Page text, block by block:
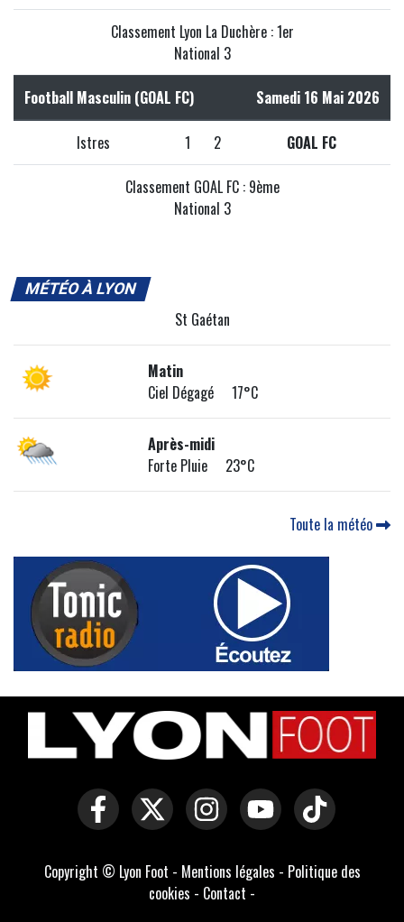
Classement Lyon La Duchère : 1er
National 3
Football Masculin (GOAL FC) Samedi 16 Mai 2026
Istres 1 2 GOAL FC
Classement GOAL FC : 9ème
National 3
MÉTÉO À LYON
St Gaétan
Matin
Ciel Dégagé 17°C
Après-midi
Forte Pluie 23°C
Toute la météo
Copyright © Lyon Foot - Mentions légales - Politique des
cookies - Contact -